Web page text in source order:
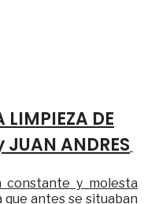
LIMPIEZA DE
JUAN ANDRES
constante y molesta
antes se situaban